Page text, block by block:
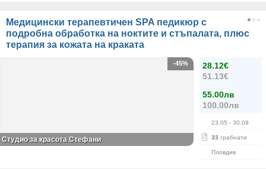
Медицински терапевтичен SPA педикюр с
подробна обработка на ноктите и стъпалата, плюс
терапия за кожата на краката
28.12€
51.13€
55.00лв
100.00лв
23.05 - 30.09
33 грабнати
Пловдив
-45%
Студио за красота Стефани